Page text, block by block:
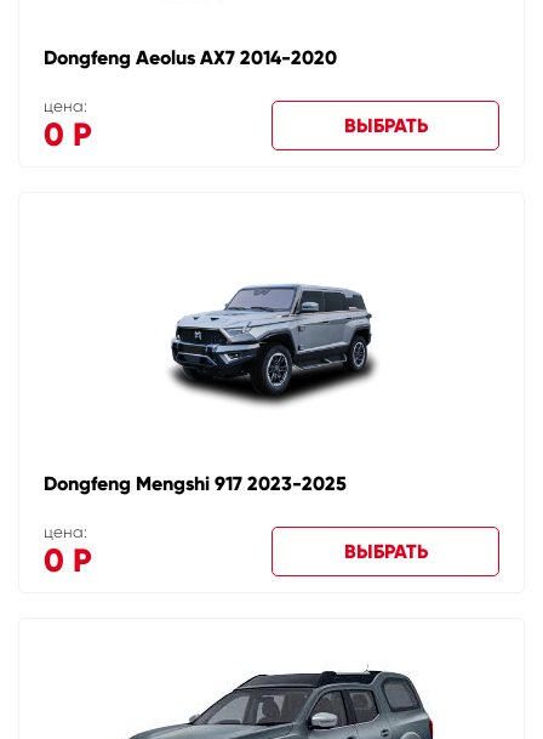
Dongfeng Aeolus AX7 2014-2020
цена:
0 Р ВЫБРАТЬ
Dongfeng Mengshi 917 2023-2025
цена:
0 Р ВЫБРАТЬ